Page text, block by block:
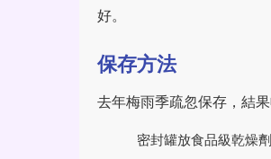
好。
保存方法
去年梅雨季疏忽保存，結
密封罐放食品級乾燥劑